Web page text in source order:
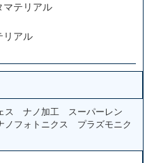
テリアル
アル
ス ナノ加工 スーパーレン
フォトニクス プラズモニク